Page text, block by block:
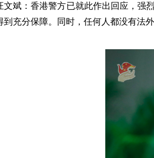
文斌：香港警方已就此作出回应，强
到充分保障。同时，任何人都没有法